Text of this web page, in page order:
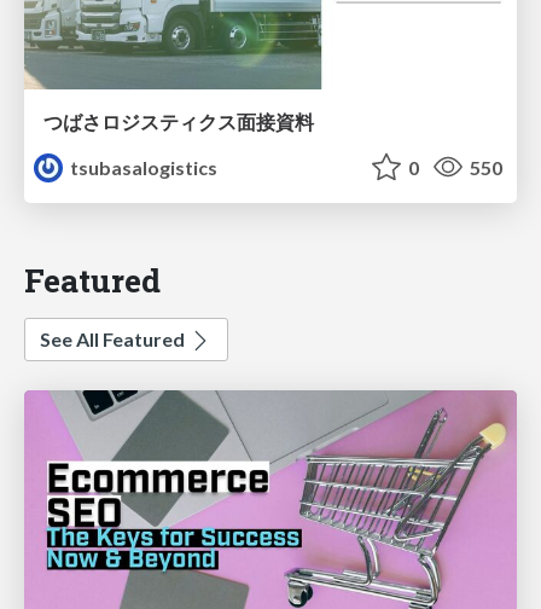
つばさロジスティクス面接資料
tsubasalogistics
0 550
Featured
See All Featured